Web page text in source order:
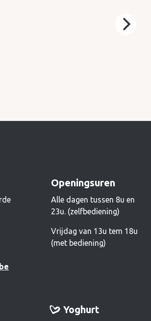
Openingsuren
Alle dagen tussen 8u en
23u. (zelfbediening)
Vrijdag van 13u tem 18u
(met bediening)
Yoghurt